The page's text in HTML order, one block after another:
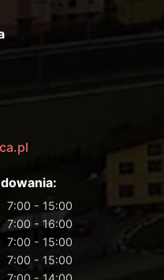
7:00 - 15:00
7:00 - 16:00
7:00 - 15:00
7:00 - 15:00